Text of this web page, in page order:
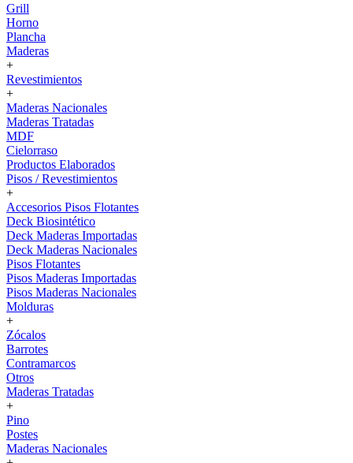
Grill
Horno
Plancha
Maderas
+
Revestimientos
+
Maderas Nacionales
Maderas Tratadas
MDF
Cielorraso
Productos Elaborados
Pisos / Revestimientos
+
Accesorios Pisos Flotantes
Deck Biosintético
Deck Maderas Importadas
Deck Maderas Nacionales
Pisos Flotantes
Pisos Maderas Importadas
Pisos Maderas Nacionales
Molduras
+
Zócalos
Barrotes
Contramarcos
Otros
Maderas Tratadas
+
Pino
Postes
Maderas Nacionales